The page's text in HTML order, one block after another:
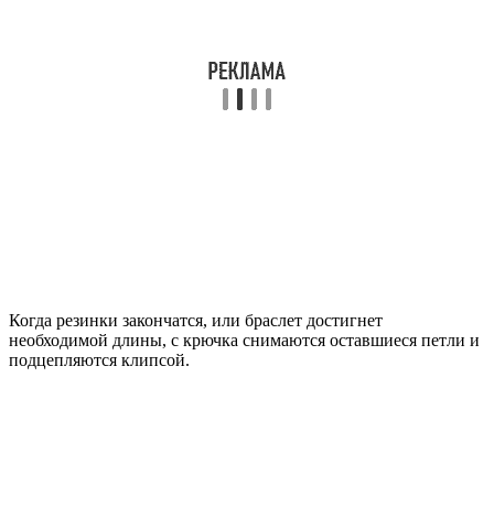
Когда резинки закончатся, или браслет достигнет
необходимой длины, с крючка снимаются оставшиеся петли и
подцепляются клипсой.